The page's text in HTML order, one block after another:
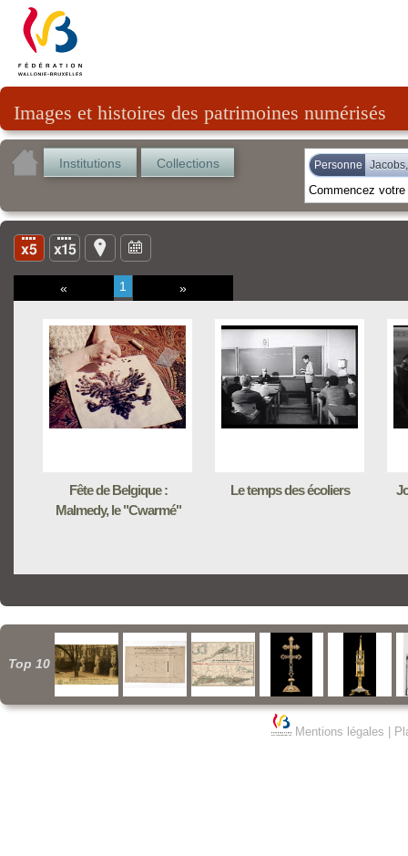
Images et histoires des patrimoines numérisés
Institutions Collections Personne
« 1 »
Fête de Belgique :
Malmedy, le "Cwarmé"
Le temps des écoliers
Top 10
Mentions légales